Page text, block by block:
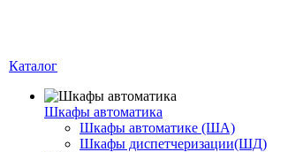
Каталог
Шкафы автоматика
Шкафы автоматике (ША)
Шкафы диспетчеризации(ШД)